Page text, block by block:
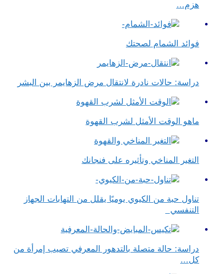
هزم…
فوائد الشمام لصحتك
دراسة: حالات نادرة لانتقال مرض الزهايمر بين البشر
ماهو الوقت الأمثل لشرب القهوة
التغير المناخي وتأثيره على فنجانك
تناول حبة من الكيوي يوميًا يقلل من التهابات الجهاز
التنفسي
دراسة: حالة متصلة بالتدهور المعرفي تصيب إمرأة من
كل…